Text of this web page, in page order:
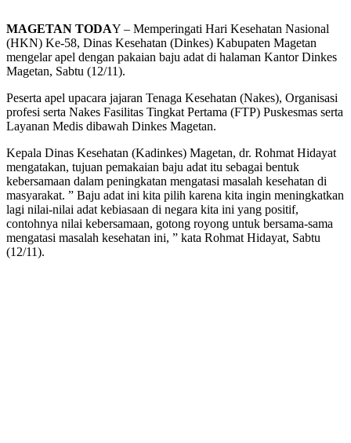
MAGETAN TODAY – Memperingati Hari Kesehatan Nasional
(HKN) Ke-58, Dinas Kesehatan (Dinkes) Kabupaten Magetan
mengelar apel dengan pakaian baju adat di halaman Kantor Dinkes
Magetan, Sabtu (12/11).
Peserta apel upacara jajaran Tenaga Kesehatan (Nakes), Organisasi
profesi serta Nakes Fasilitas Tingkat Pertama (FTP) Puskesmas serta
Layanan Medis dibawah Dinkes Magetan.
Kepala Dinas Kesehatan (Kadinkes) Magetan, dr. Rohmat Hidayat
mengatakan, tujuan pemakaian baju adat itu sebagai bentuk
kebersamaan dalam peningkatan mengatasi masalah kesehatan di
masyarakat. ” Baju adat ini kita pilih karena kita ingin meningkatkan
lagi nilai-nilai adat kebiasaan di negara kita ini yang positif,
contohnya nilai kebersamaan, gotong royong untuk bersama-sama
mengatasi masalah kesehatan ini, ” kata Rohmat Hidayat, Sabtu
(12/11).